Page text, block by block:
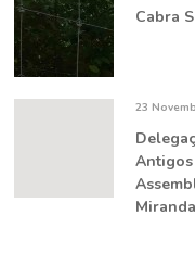
Cabra
23
Miranda